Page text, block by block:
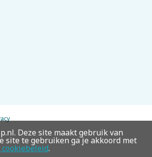
Deze site maakt gebruik van
site te gebruiken ga je akkoord met
.